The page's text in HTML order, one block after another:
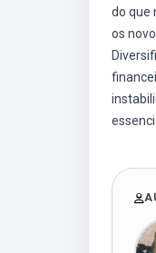
do que
os